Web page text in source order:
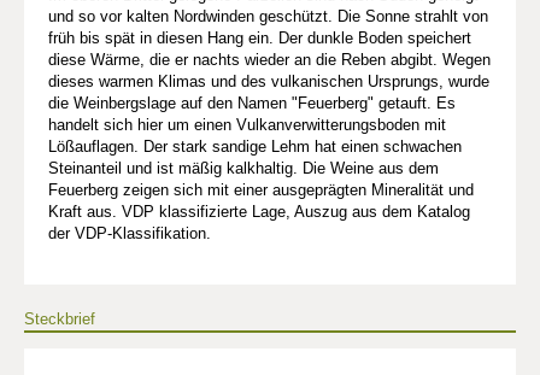
und so vor kalten Nordwinden geschützt. Die Sonne strahlt von
früh bis spät in diesen Hang ein. Der dunkle Boden speichert
diese Wärme, die er nachts wieder an die Reben abgibt. Wegen
dieses warmen Klimas und des vulkanischen Ursprungs, wurde
die Weinbergslage auf den Namen "Feuerberg" getauft. Es
handelt sich hier um einen Vulkanverwitterungsboden mit
Lößauflagen. Der stark sandige Lehm hat einen schwachen
Steinanteil und ist mäßig kalkhaltig. Die Weine aus dem
Feuerberg zeigen sich mit einer ausgeprägten Mineralität und
Kraft aus. VDP klassifizierte Lage, Auszug aus dem Katalog
der VDP-Klassifikation.
Steckbrief